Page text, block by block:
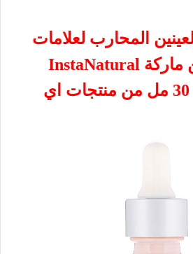
المحارب لعلامات
التقدم بالسن من ماركة InstaNatural
ضمن عبوة سعة 30 مل من منتجات اي